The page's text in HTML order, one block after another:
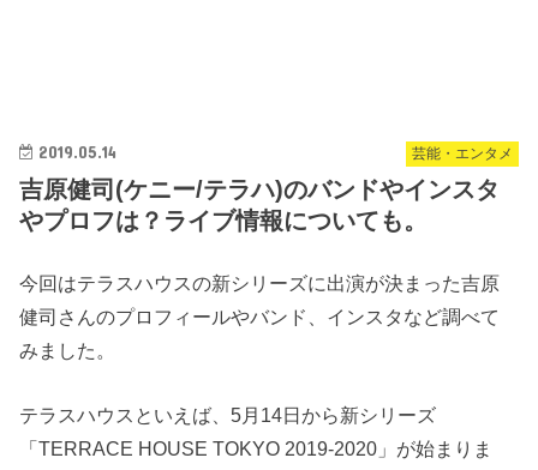
芸能・エンタメ
2019.05.14
吉原健司(ケニー/テラハ)のバンドやインスタ
やプロフは？ライブ情報についても。
今回はテラスハウスの新シリーズに出演が決まった吉原
健司さんのプロフィールやバンド、インスタなど調べて
みました。
テラスハウスといえば、5月14日から新シリーズ
「TERRACE HOUSE TOKYO 2019-2020」が始まりま